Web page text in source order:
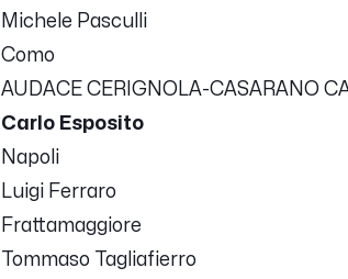
Michele Pasculli
Como
AUDACE CERIGNOLA-CASARANO
Carlo Esposito
Napoli
Luigi Ferraro
Frattamaggiore
Tommaso Tagliafierro